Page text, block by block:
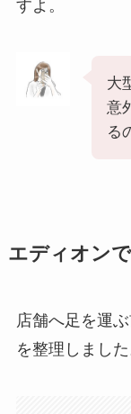
すよ。
大
意
る
エディオン
店舗へ足を運
を整理しました